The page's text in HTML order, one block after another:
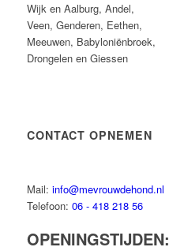
Wijk en Aalburg, Andel,
Veen, Genderen, Eethen,
Meeuwen, Babyloniënbroek,
Drongelen en Giessen
CONTACT OPNEMEN
Mail: info@mevrouwdehond.nl
Telefoon: 06 - 418 218 56
OPENINGSTIJDEN: